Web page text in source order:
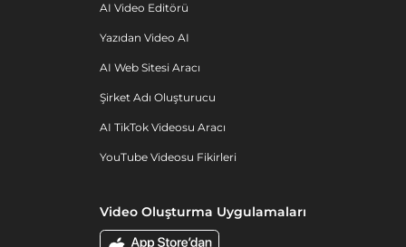
AI Video Editörü
Yazıdan Video AI
AI Web Sitesi Aracı
Şirket Adı Oluşturucu
AI TikTok Videosu Aracı
YouTube Videosu Fikirleri
Video Oluşturma Uygulamaları